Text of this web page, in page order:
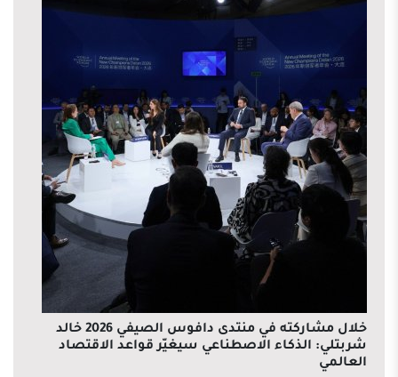
خلال مشاركته في منتدى دافوس الصيفي 2026 خالد
شربتلي: الذكاء الاصطناعي سيغيّر قواعد الاقتصاد
العالمي